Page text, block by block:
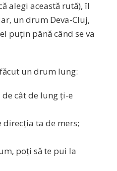
alegi această rută), îl
un drum Deva-Cluj,
puțin până când se va
un drum lung:
cât de lung ți-e
direcția ta de mers;
poți să te pui la